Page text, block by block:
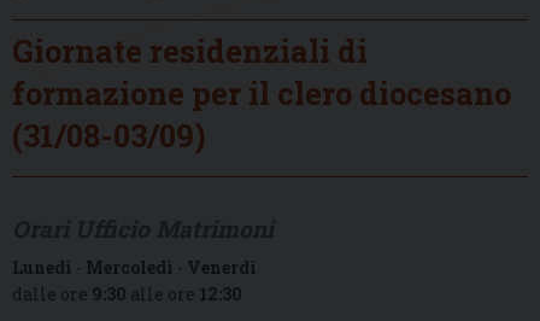
Giornate residenziali di
formazione per il clero diocesano
(31/08-03/09)
Lunedì - Mercoledì - Venerdì
dalle ore 9:30 alle ore 12:30